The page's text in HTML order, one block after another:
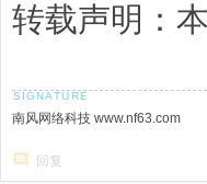
转载声明：
南风网络科技 www.nf63.com
回复